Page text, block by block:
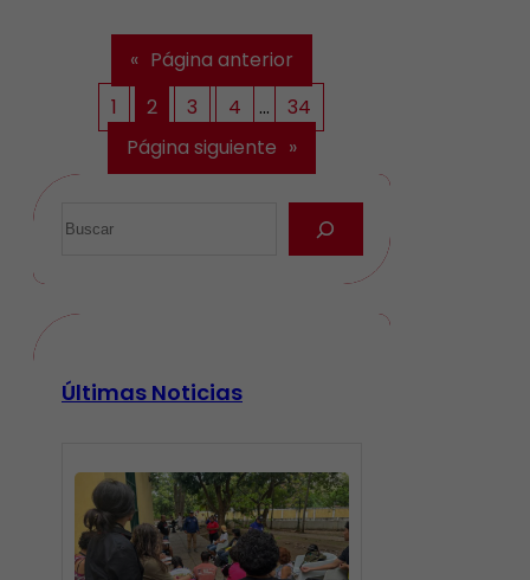
« Página anterior
1
2 3 4 …
34
Página siguiente »
Últimas Noticias